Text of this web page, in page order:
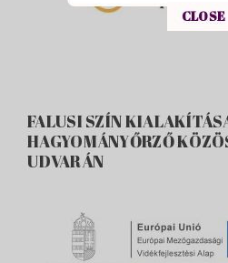
FALUSI SZÍN
HAGYOMÁNYŐRZŐ
UDVARÁN
This popup will
CLOSE